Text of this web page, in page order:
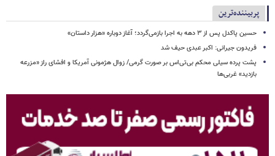
پربیننده‌ترین
حسین پاکدل پس از ۳ دهه به اجرا بازمی‌گردد؛ آغاز دوباره «هزار داستان»
فریدون جیرانی: اکبر عبدی حیف شد
پشت پرده سیلی محکم بی‌تی‌اس بر صورت گرمی/ زوال هژمونی آمریکا و افشای راز «مزرعه
بازدید» غربی‌ها